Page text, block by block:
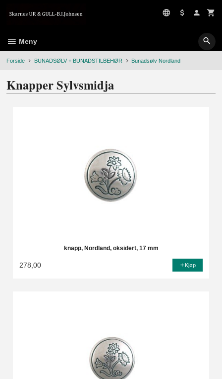
Meny
Forside BUNADSØLV + BUNADSTILBEHØR Bunadsølv Nordland
Knapper Sylvsmidja
knapp, Nordland, oksidert, 17 mm
278,00 Kjøp